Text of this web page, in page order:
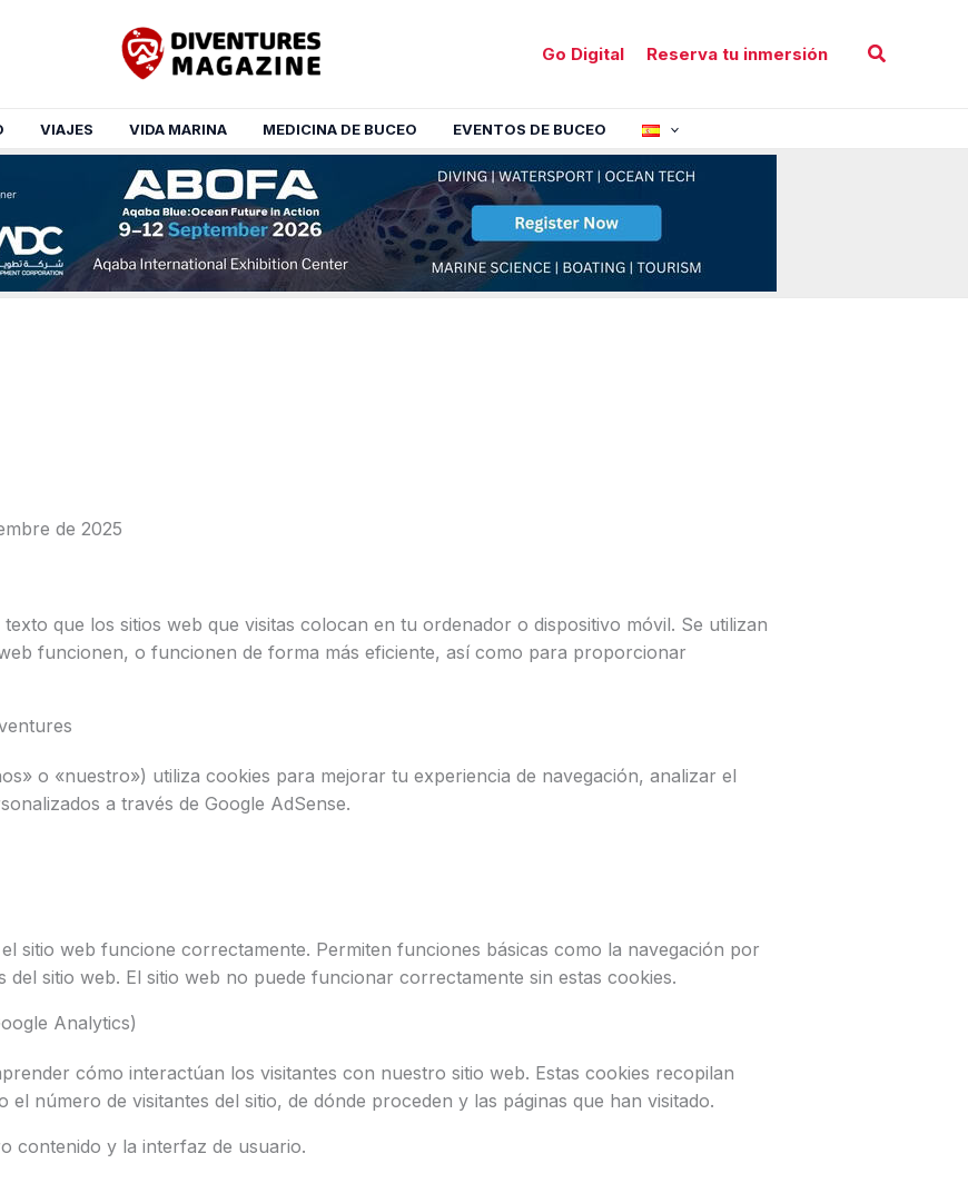
Go Digital Reserva tu inmersión Buscar
VIAJES VIDA MARINA MEDICINA DE BUCEO EVENTOS DE BUCEO
de 2025
que los sitios web que visitas colocan en tu ordenador o dispositivo móvil. Se utilizan
funcionen, o funcionen de forma más eficiente, así como para proporcionar
o «nuestro») utiliza cookies para mejorar tu experiencia de navegación, analizar el
a través de Google AdSense.
sitio web funcione correctamente. Permiten funciones básicas como la navegación por
del sitio web. El sitio web no puede funcionar correctamente sin estas cookies.
Analytics)
cómo interactúan los visitantes con nuestro sitio web. Estas cookies recopilan
número de visitantes del sitio, de dónde proceden y las páginas que han visitado.
contenido y la interfaz de usuario.